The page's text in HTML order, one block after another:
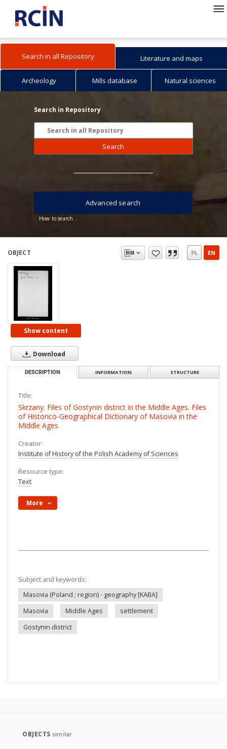
Search in all Repository Literature and maps
Archeology Mills database Natural sciences
Search in Repository
Search
How to search...
Advanced search
OBJECT PL EN
Show content
Download
DESCRIPTION INFORMATION STRUCTURE
Title:
Skrzany. Files of Gostynin district in the Middle Ages. Files
of Historico-Geographical Dictionary of Masovia in the
Middle Ages
Creator:
Institute of History of the Polish Academy of Sciences
Resource type:
Text
More
Subject and keywords:
Masovia (Poland ; region) - geography [KABA]
Masovia
Middle Ages
settlement
Gostynin district
OBJECTS similar